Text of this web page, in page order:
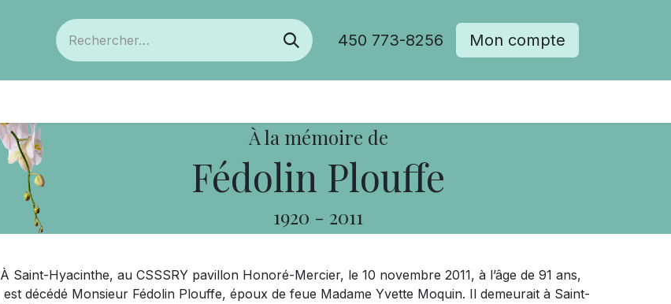
450 773-8256 Mon compte
À la mémoire de
Fédolin Plouffe
1920 - 2011
À Saint-Hyacinthe, au CSSSRY pavillon Honoré-Mercier, le 10 novembre 2011, à l’âge de 91 ans,
est décédé Monsieur Fédolin Plouffe, époux de feue Madame Yvette Moquin. Il demeurait à Saint-